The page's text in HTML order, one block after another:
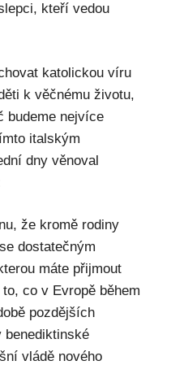
kteří vedou
katolickou víru
k věčnému životu,
budeme nejvíce
italským
dny věnoval
že kromě rodiny
dostatečným
máte přijmout
co v Evropě během
pozdějších
benediktinské
vládě nového